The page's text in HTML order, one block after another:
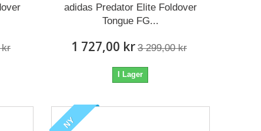
kr
adidas Predator Elite Foldover
Tongue FG...
1 727,00 kr 3 299,00 kr
I Lager
NY